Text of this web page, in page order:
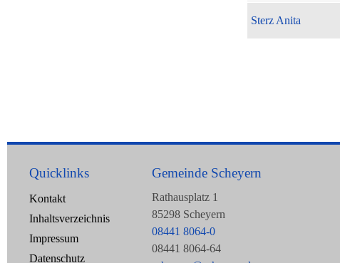
Sterz Anita
Quicklinks
Kontakt
Inhaltsverzeichnis
Impressum
Datenschutz
Gemeinde Scheyern
Rathausplatz 1
85298 Scheyern
08441 8064-0
08441 8064-64